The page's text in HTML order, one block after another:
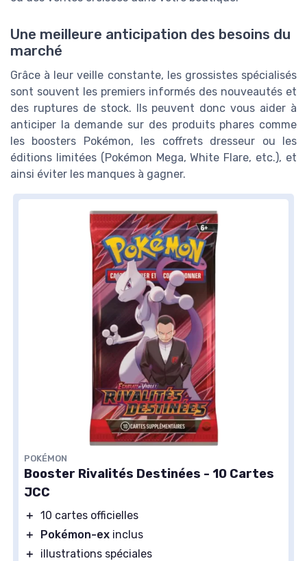
Une meilleure anticipation des besoins du
marché
Grâce à leur veille constante, les grossistes spécialisés
sont souvent les premiers informés des nouveautés et
des ruptures de stock. Ils peuvent donc vous aider à
anticiper la demande sur des produits phares comme
les boosters Pokémon, les coffrets dresseur ou les
éditions limitées (Pokémon Mega, White Flare, etc.), et
ainsi éviter les manques à gagner.
POKÉMON
Booster Rivalités Destinées - 10 Cartes
JCC
＋ 10 cartes officielles
＋
Pokémon-ex inclus
＋
illustrations spéciales